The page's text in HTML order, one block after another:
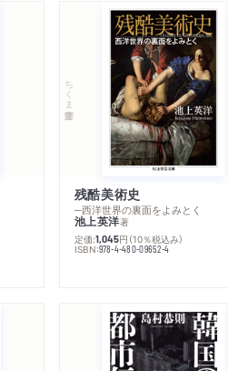
ちくま学芸文庫
残酷美術史
─西洋世界の裏面をよみとく
池上英洋著
定価:1,045円 （10％税込み）
ISBN:978-4-480-09652-4